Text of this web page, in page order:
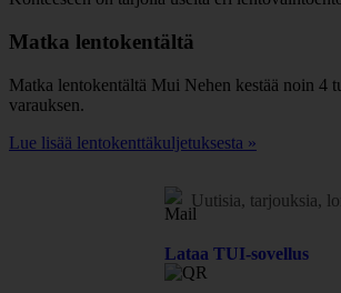
Matka lentokentältä
Matka lentokentältä Mui Nehen kestää noin 4
varauksen.
Lue lisää lentokenttäkuljetuksesta »
Uutisia, tarjouksia,
Lataa TUI-sovellus